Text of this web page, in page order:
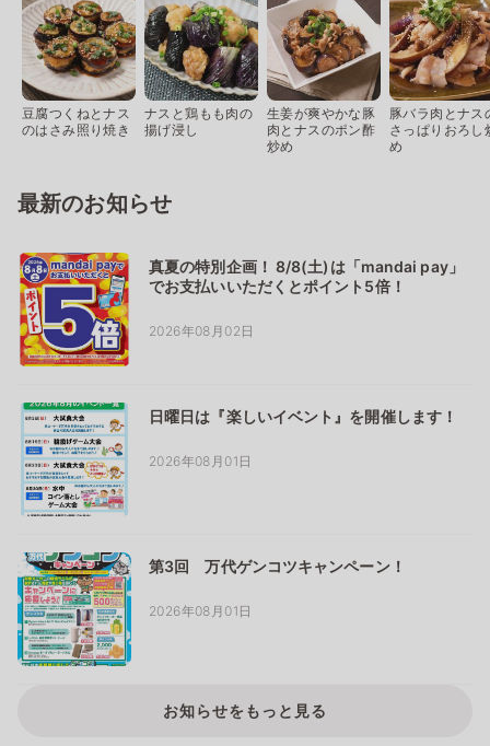
豆腐つくねとナス
のはさみ照り焼き
ナスと鶏もも肉の
揚げ浸し
生姜が爽やかな豚
肉とナスのポン酢
炒め
豚バラ肉とナス
さっぱりおろし
め
最新のお知らせ
真夏の特別企画！ 8/8(土)は「mandai pay」
でお支払いいただくとポイント5倍！
2026年08月02日
日曜日は『楽しいイベント』を開催します！
2026年08月01日
第3回 万代ゲンコツキャンペーン！
2026年08月01日
お知らせをもっと見る